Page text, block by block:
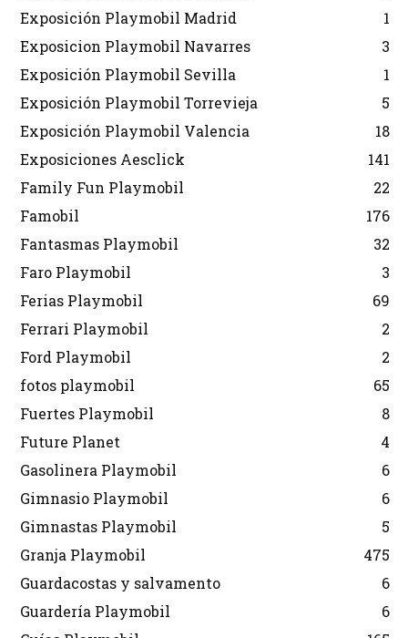
Exposición Playmobil Madrid
1
Exposicion Playmobil Navarres
3
Exposición Playmobil Sevilla
1
Exposición Playmobil Torrevieja
5
Exposición Playmobil Valencia
18
Exposiciones Aesclick
141
Family Fun Playmobil
22
Famobil
176
Fantasmas Playmobil
32
Faro Playmobil
3
Ferias Playmobil
69
Ferrari Playmobil
2
Ford Playmobil
2
fotos playmobil
65
Fuertes Playmobil
8
Future Planet
4
Gasolinera Playmobil
6
Gimnasio Playmobil
6
Gimnastas Playmobil
5
Granja Playmobil
475
Guardacostas y salvamento
6
Guardería Playmobil
6